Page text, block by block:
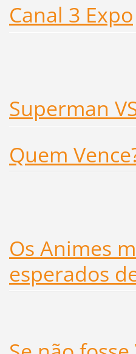
Canal 3 Expo
Superman
Quem
Os Animes
esperados